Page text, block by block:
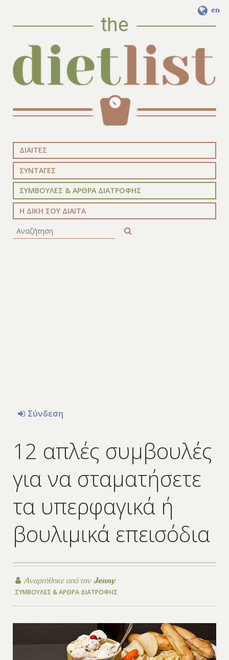
en
ΔΙΑΙΤΕΣ
ΣΥΝΤΑΓΕΣ
ΣΥΜΒΟΥΛΕΣ & ΑΡΘΡΑ ΔΙΑΤΡΟΦΗΣ
Η ΔΙΚΗ ΣΟΥ ΔΙΑΙΤΑ
Σύνδεση
12 απλές συμβουλές
για να σταματήσετε
τα υπερφαγικά ή
βουλιμικά επεισόδια
Αναρτήθηκε από τηνJenny
ΣΥΜΒΟΥΛΈΣ & ΆΡΘΡΑ ΔΙΑΤΡΟΦΉΣ